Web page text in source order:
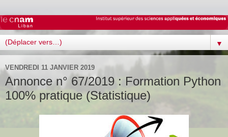
▼
VENDREDI 11 JANVIER 2019
Annonce n° 67/2019 : Formation Python
100% pratique (Statistique)